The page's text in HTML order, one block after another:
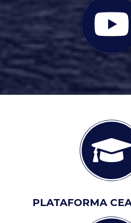
PLATAFORMA